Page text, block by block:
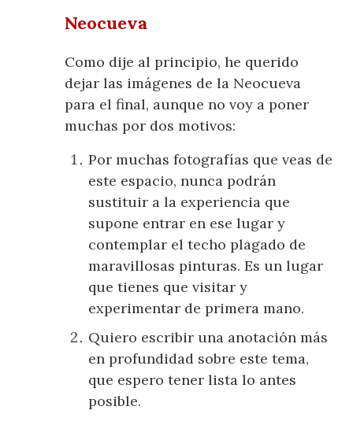
Neocueva
Como dije al principio, he querido
dejar las imágenes de la Neocueva
para el final, aunque no voy a poner
muchas por dos motivos:
Por muchas fotografías que veas de
este espacio, nunca podrán
sustituir a la experiencia que
supone entrar en ese lugar y
contemplar el techo plagado de
maravillosas pinturas. Es un lugar
que tienes que visitar y
experimentar de primera mano.
Quiero escribir una anotación más
en profundidad sobre este tema,
que espero tener lista lo antes
posible.